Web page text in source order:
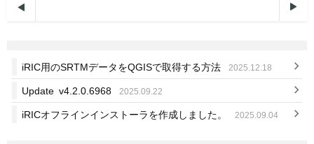
 
iRIC用のSRTMデータをQGISで取得する方法 2025.12.18
Update v4.2.0.6968 2025.09.22
iRICオフラインインストーラを作成しました。 2025.09.04